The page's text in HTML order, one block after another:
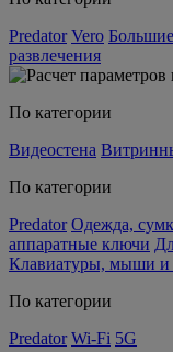
Predator Vero
развлечения
По категории
Видеостена
По категории
Predator Одежда,
аппаратные ключи
Клавиатуры, мыши и
По категории
Predator Wi-Fi 5G